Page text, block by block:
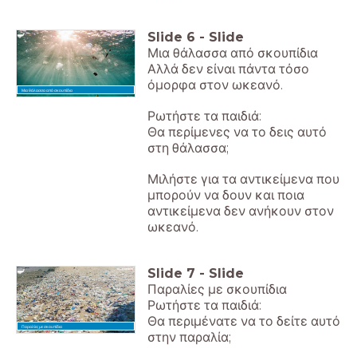
Μια θάλασσα από σκουπίδια
Slide 6 - Slide
Μια θάλασσα από σκουπίδια
Αλλά δεν είναι πάντα τόσο
όμορφα στον ωκεανό.
Ρωτήστε τα παιδιά:
Θα περίμενες να το δεις αυτό
στη θάλασσα;
Μιλήστε για τα αντικείμενα που
μπορούν να δουν και ποια
αντικείμενα δεν ανήκουν στον
ωκεανό.
Παραλίες με σκουπίδια
Slide 7 - Slide
Παραλίες με σκουπίδια
Ρωτήστε τα παιδιά:
Θα περιμένατε να το δείτε αυτό
στην παραλία;